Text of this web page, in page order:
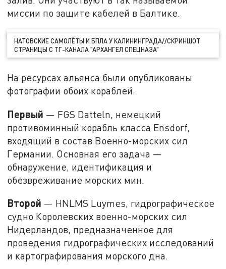
миссии по защите кабелей в Балтике.
НАТОВСКИЕ САМОЛЁТЫ И БПЛА У КАЛИНИНГРАДА//СКРИНШОТ
СТРАНИЦЫ С ТГ-КАНАЛА "АРХАНГЕЛ СПЕЦНАЗА"
На ресурсах альянса были опубликованы
фотографии обоих кораблей.
Первый — FGS Datteln, немецкий
противоминный корабль класса Ensdorf,
входящий в состав Военно-морских сил
Германии. Основная его задача —
обнаружение, идентификация и
обезвреживание морских мин.
Второй — HNLMS Luymes, гидрографическое
судно Королевских военно-морских сил
Нидерландов, предназначенное для
проведения гидрографических исследований
и картографирования морского дна.